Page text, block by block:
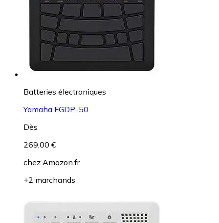
Batteries électroniques
Yamaha FGDP-50
Dès
269,00 €
chez Amazon.fr
+2 marchands